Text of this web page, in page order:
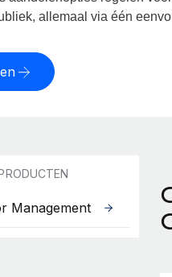
allemaal via één
Management